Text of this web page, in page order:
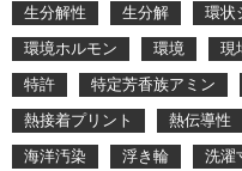
生分解性
生分解 環状
環境ホルモン
環境 現
特許
特定芳香族アミン
熱接着プリント
熱伝導性
海洋汚染
浮き輪 洗濯